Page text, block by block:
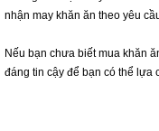
nhận may khăn ăn theo yêu
Nếu bạn chưa biết mua khăn
đáng tin cậy để bạn có thể lựa